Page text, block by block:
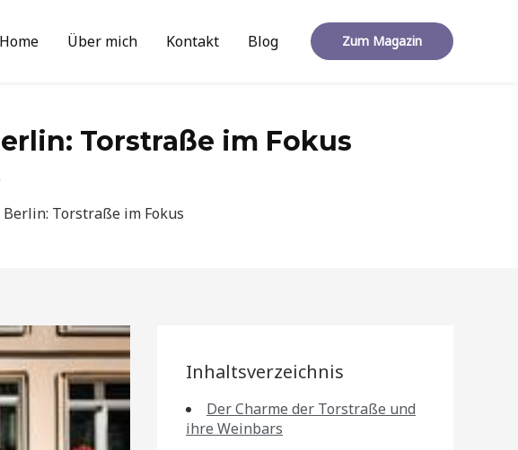
Home Über mich Kontakt Blog Zum Magazin
Torstraße im Fokus
Torstraße im Fokus
Inhaltsverzeichnis
Der Charme der Torstraße und
ihre Weinbars